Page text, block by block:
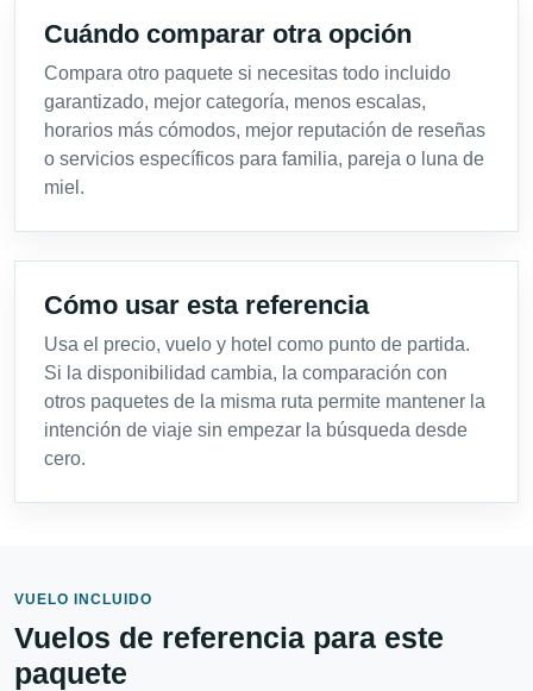
Cuándo comparar otra opción
Compara otro paquete si necesitas todo incluido
garantizado, mejor categoría, menos escalas,
horarios más cómodos, mejor reputación de reseñas
o servicios específicos para familia, pareja o luna de
miel.
Cómo usar esta referencia
Usa el precio, vuelo y hotel como punto de partida.
Si la disponibilidad cambia, la comparación con
otros paquetes de la misma ruta permite mantener la
intención de viaje sin empezar la búsqueda desde
cero.
VUELO INCLUIDO
Vuelos de referencia para este
paquete